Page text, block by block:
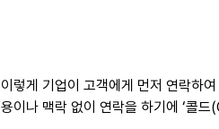
이렇게 기업이 고객에게 먼저 연락하
용이나 맥락 없이 연락을 하기에 ‘콜